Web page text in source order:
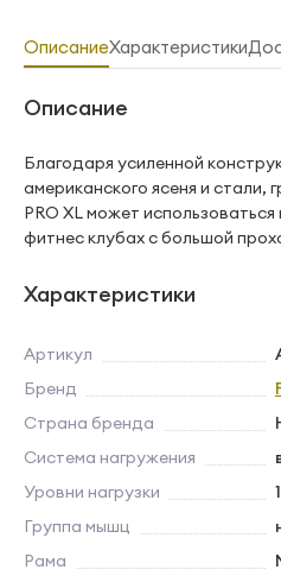
ОписаниеХарактеристики
Описание
Благодаря усиленной
американского ясеня и стали,
PRO XL может
фитнес клубах с большой
Характеристики
Артикул
Бренд
Страна бренда
Система нагружения
Уровни нагрузки
Группа мышц
Рама